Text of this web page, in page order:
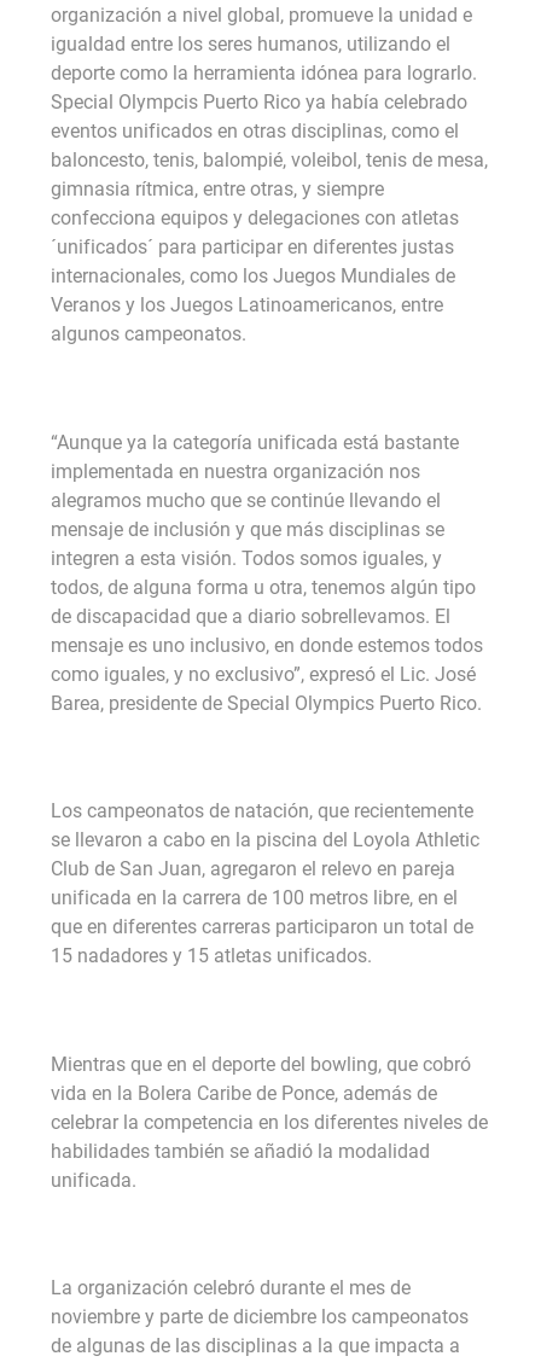
organización a nivel global, promueve la unidad e
igualdad entre los seres humanos, utilizando el
deporte como la herramienta idónea para lograrlo.
Special Olympcis Puerto Rico ya había celebrado
eventos unificados en otras disciplinas, como el
baloncesto, tenis, balompié, voleibol, tenis de mesa,
gimnasia rítmica, entre otras, y siempre
confecciona equipos y delegaciones con atletas
´unificados´ para participar en diferentes justas
internacionales, como los Juegos Mundiales de
Veranos y los Juegos Latinoamericanos, entre
algunos campeonatos.
“Aunque ya la categoría unificada está bastante
implementada en nuestra organización nos
alegramos mucho que se continúe llevando el
mensaje de inclusión y que más disciplinas se
integren a esta visión. Todos somos iguales, y
todos, de alguna forma u otra, tenemos algún tipo
de discapacidad que a diario sobrellevamos. El
mensaje es uno inclusivo, en donde estemos todos
como iguales, y no exclusivo”, expresó el Lic. José
Barea, presidente de Special Olympics Puerto Rico.
Los campeonatos de natación, que recientemente
se llevaron a cabo en la piscina del Loyola Athletic
Club de San Juan, agregaron el relevo en pareja
unificada en la carrera de 100 metros libre, en el
que en diferentes carreras participaron un total de
15 nadadores y 15 atletas unificados.
Mientras que en el deporte del bowling, que cobró
vida en la Bolera Caribe de Ponce, además de
celebrar la competencia en los diferentes niveles de
habilidades también se añadió la modalidad
unificada.
La organización celebró durante el mes de
noviembre y parte de diciembre los campeonatos
de algunas de las disciplinas a la que impacta a